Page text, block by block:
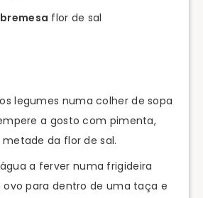
flor de sal
legumes numa colher de sopa
a gosto com pimenta,
da flor de sal.
a ferver numa frigideira
ovo para dentro de uma taça e